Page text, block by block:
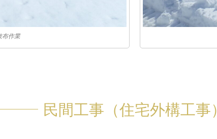
布作業
民間工事（住宅外構工事）